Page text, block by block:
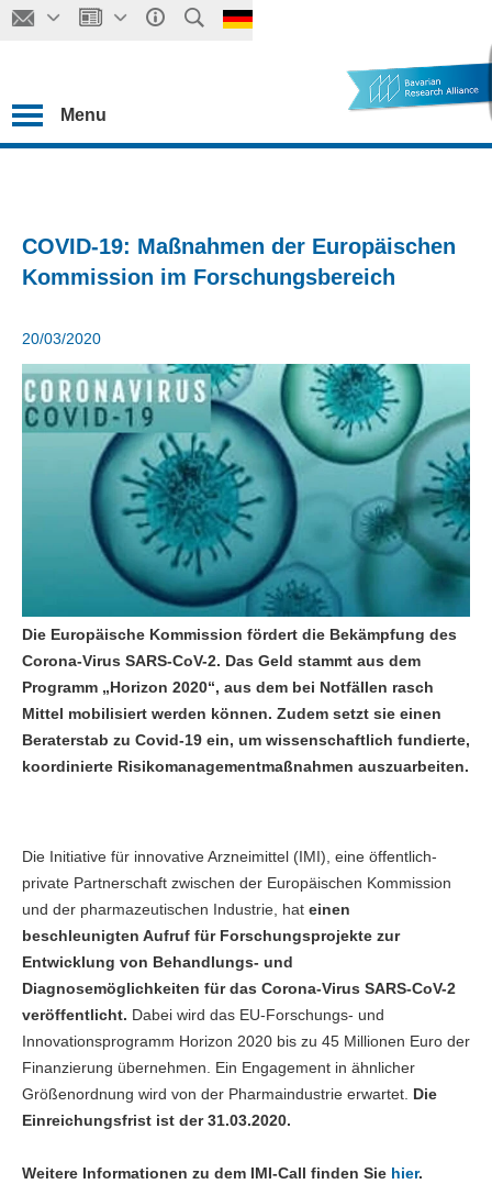
Menu
COVID-19: Maßnahmen der Europäischen
Kommission im Forschungsbereich
20/03/2020
Die Europäische Kommission fördert die Bekämpfung des
Corona-Virus SARS-CoV-2. Das Geld stammt aus dem
Programm „Horizon 2020“, aus dem bei Notfällen rasch
Mittel mobilisiert werden können. Zudem setzt sie einen
Beraterstab zu Covid-19 ein, um wissenschaftlich fundierte,
koordinierte Risikomanagementmaßnahmen auszuarbeiten.
Die Initiative für innovative Arzneimittel (IMI), eine öffentlich-
private Partnerschaft zwischen der Europäischen Kommission
und der pharmazeutischen Industrie, hat einen
beschleunigten Aufruf für Forschungsprojekte zur
Entwicklung von Behandlungs- und
Diagnosemöglichkeiten für das Corona-Virus SARS-CoV-2
veröffentlicht. Dabei wird das EU-Forschungs- und
Innovationsprogramm Horizon 2020 bis zu 45 Millionen Euro der
Finanzierung übernehmen. Ein Engagement in ähnlicher
Größenordnung wird von der Pharmaindustrie erwartet. Die
Einreichungsfrist ist der 31.03.2020.
Weitere Informationen zu dem IMI-Call finden Sie hier.